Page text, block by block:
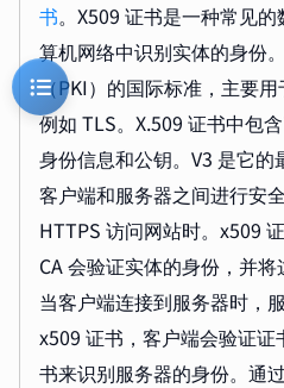
书。X509 证书是一种常见
算机网络中识别实体的身份
（PKI）的国际标准，主要用
例如 TLS。X.509 证书中包
身份信息和公钥。V3 是它
客户端和服务器之间进行安
HTTPS 访问网站时。x509
CA 会验证实体的身份，并将
当客户端连接到服务器时，
x509 证书，客户端会验证
书来识别服务器的身份。通